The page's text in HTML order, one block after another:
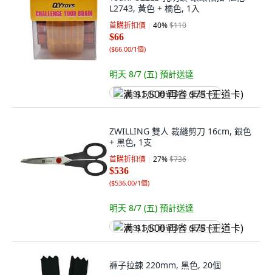
L2743, 黃色 + 橘色, 1入
首購折扣價 40%$110
$66
($66.00/1個)
明天 8/7 (五) 預計送達
满 $1,500 再省 $75 (王道卡)
ZWILLING 雙人 裁縫剪刀 16cm, 銀色
+ 黑色, 1支
首購折扣價 27%$736
$536
($536.00/1個)
明天 8/7 (五) 預計送達
满 $1,500 再省 $75 (王道卡)
褲子拉鍊 220mm, 黑色, 20個